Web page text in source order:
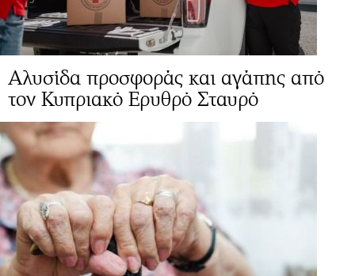
Αλυσίδα προσφοράς και αγάπης από
τον Κυπριακό Ερυθρό Σταυρό